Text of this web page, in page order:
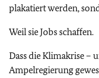
plakatiert werden,
Weil sie Jobs schaffen.
Dass die Klimakrise –
Ampelregierung